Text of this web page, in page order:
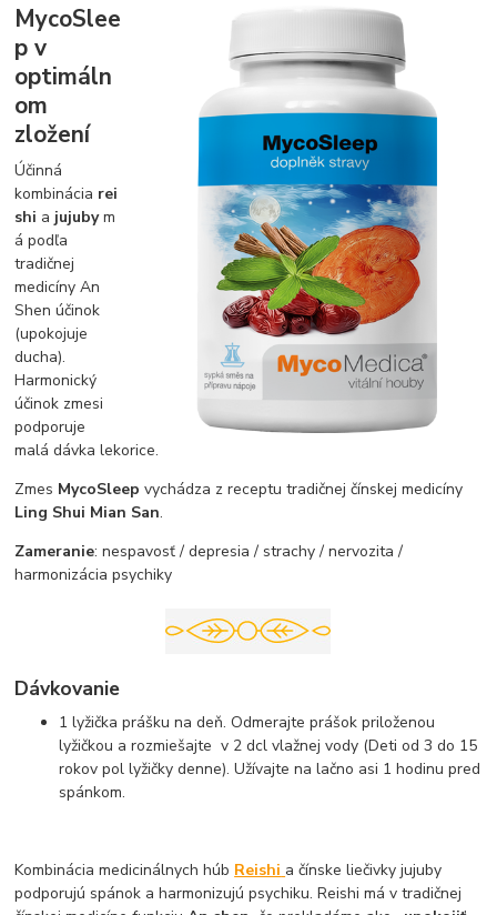
MycoSlee
p v
optimáln
om
zložení
Účinná
kombinácia rei
shi a jujubym
á podľa
tradičnej
medicíny An
Shen účinok
(upokojuje
ducha).
Harmonický
účinok zmesi
podporuje
malá dávka lekorice.
Zmes MycoSleep vychádza z receptu tradičnej čínskej medicíny
Ling Shui Mian San.
Zameranie: nespavosť / depresia / strachy / nervozita /
harmonizácia psychiky
Dávkovanie
1 lyžička prášku na deň. Odmerajte prášok priloženou
lyžičkou a rozmiešajte v 2 dcl vlažnej vody (Deti od 3 do 15
rokov pol lyžičky denne). Užívajte na lačno asi 1 hodinu pred
spánkom.
Kombinácia medicinálnych húb Reishi a čínske liečivky jujuby
podporujú spánok a harmonizujú psychiku. Reishi má v tradičnej